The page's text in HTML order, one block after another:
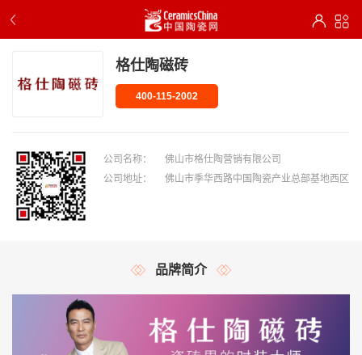
格仕陶磁砖
400-115-2002
公司名称：
佛山市格仕陶营销有限公司
公司地址：
佛山市季华西路中国陶瓷产业总部基地西区
品牌简介